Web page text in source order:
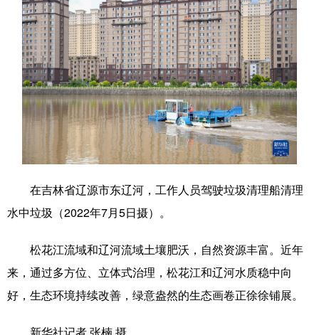
科技 科创 量子 体育
文化 书画 健康 军事
访谈 视频 图片 政务
法律 中央文件 金融 汽车
食品 人居 信息化 数字经济
文化产业
在吉林省辽源市东辽河，工作人员驾驶垃圾清理船清理
水中垃圾（2022年7月5日摄）。
松花江流域和辽河流域土壤肥沃，自然资源丰富。近年
来，通过多方位、立体式治理，松花江和辽河水质稳中向
好，生态环境持续改善，绿意盎然的生态画卷正徐徐铺展。
新华社记者 张楠 摄